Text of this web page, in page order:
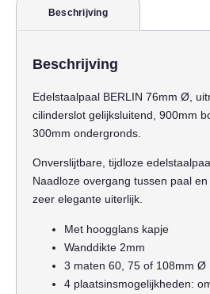
Beschrijving
Beschrijving
Edelstaalpaal BERLIN 76mm Ø,
cilinderslot gelijksluitend, 900mm
300mm ondergronds.
Onverslijtbare, tijdloze
Naadloze overgang tussen paal
zeer elegante uiterlijk.
Met hoogglans kapje
Wanddikte 2mm
3 maten 60, 75 of 108mm Ø
4 plaatsinsmogelijkheden: